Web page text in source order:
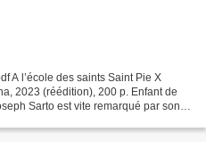
A l’école des saints Saint Pie X
2023 (réédition), 200 p. Enfant de
Sarto est vite remarqué par son